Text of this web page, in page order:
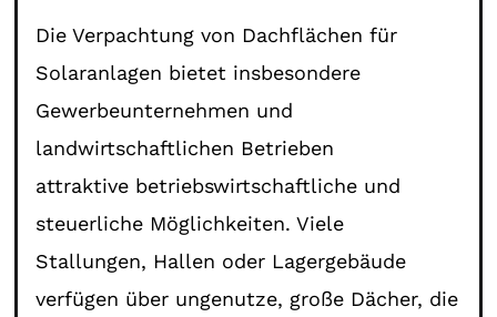
Die Verpachtung von Dachflächen für
Solaranlagen bietet insbesondere
Gewerbeunternehmen und
landwirtschaftlichen Betrieben
attraktive betriebswirtschaftliche und
steuerliche Möglichkeiten. Viele
Stallungen, Hallen oder Lagergebäude
verfügen über ungenutze, große Dächer, die